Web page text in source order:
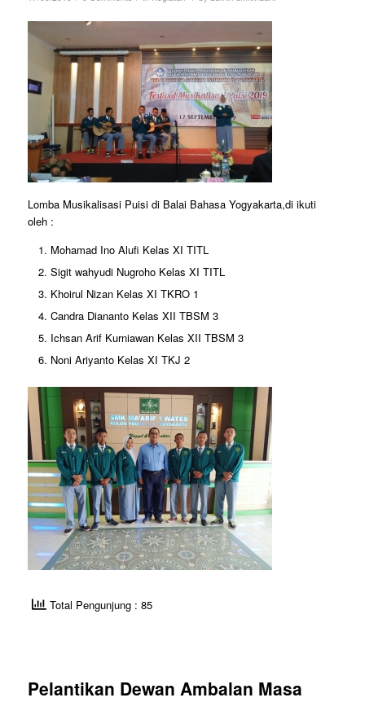
Lomba Musikalisasi Puisi di Balai Bahasa Yogyakarta,di ikuti
oleh :
Mohamad Ino Alufi Kelas XI TITL
Sigit wahyudi Nugroho Kelas XI TITL
Khoirul Nizan Kelas XI TKRO 1
Candra Diananto Kelas XII TBSM 3
Ichsan Arif Kurniawan Kelas XII TBSM 3
Noni Ariyanto Kelas XI TKJ 2
Total Pengunjung : 85
Pelantikan Dewan Ambalan Masa